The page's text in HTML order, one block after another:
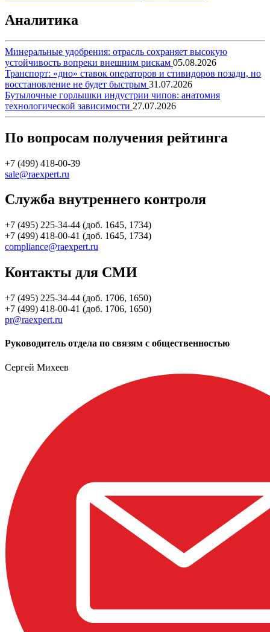
Аналитика
Минеральные удобрения: отрасль сохраняет высокую
устойчивость вопреки внешним рискам 05.08.2026
Транспорт: «дно» ставок операторов и стивидоров позади, но
восстановление не будет быстрым 31.07.2026
Бутылочные горлышки индустрии чипов: анатомия
технологической зависимости 27.07.2026
По вопросам получения рейтинга
+7 (499) 418-00-39
sale@raexpert.ru
Служба внутреннего контроля
+7 (495) 225-34-44 (доб. 1645, 1734)
+7 (499) 418-00-41 (доб. 1645, 1734)
compliance@raexpert.ru
Контакты для СМИ
+7 (495) 225-34-44 (доб. 1706, 1650)
+7 (499) 418-00-41 (доб. 1706, 1650)
pr@raexpert.ru
Руководитель отдела по связям с общественностью
Сергей Михеев